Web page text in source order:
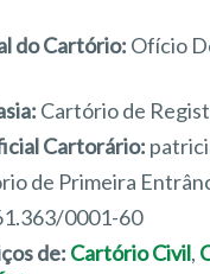
do Cartório: Ofício
Cartório de
Cartorário:
de Primeira
0001-60
de: Cartório Civil,